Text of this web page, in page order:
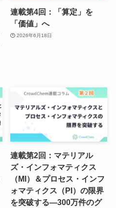
連載第4回：「算定」を
「価値」へ
2026年6月18日
連載第2回：マテリアル
ズ・インフォマティクス
（MI）＆プロセス・インフ
ォマティクス（PI）の限界
を突破する―300万件のグ